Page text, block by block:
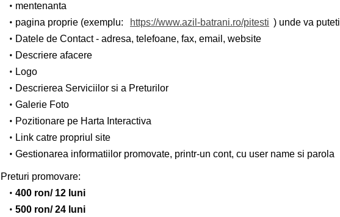
mentenanta
pagina proprie (exemplu:
https://www.azil-batrani.ro/pitesti ) unde va
Datele de Contact - adresa, telefoane, fax, email, website
Descriere afacere
Logo
Descrierea Serviciilor si a Preturilor
Galerie Foto
Pozitionare pe Harta Interactiva
Link catre propriul site
Gestionarea informatiilor promovate, printr-un cont, cu user name si parola
Preturi promovare:
400 ron/ 12 luni
500 ron/ 24 luni